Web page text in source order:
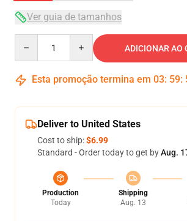
Ver guia de tamanhos
ADICIONAR AO
Esta promoção termina em 03: 59:
Deliver to United States
Cost to ship:$6.99
Standard - Order today to get byAug.
Production
Today
Shipping
Aug. 13